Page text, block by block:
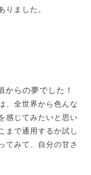
りました。
からの夢でした！
、全世界から色んな
感じてみたいと思い
まで通用するか試し
てみて、自分の甘さ